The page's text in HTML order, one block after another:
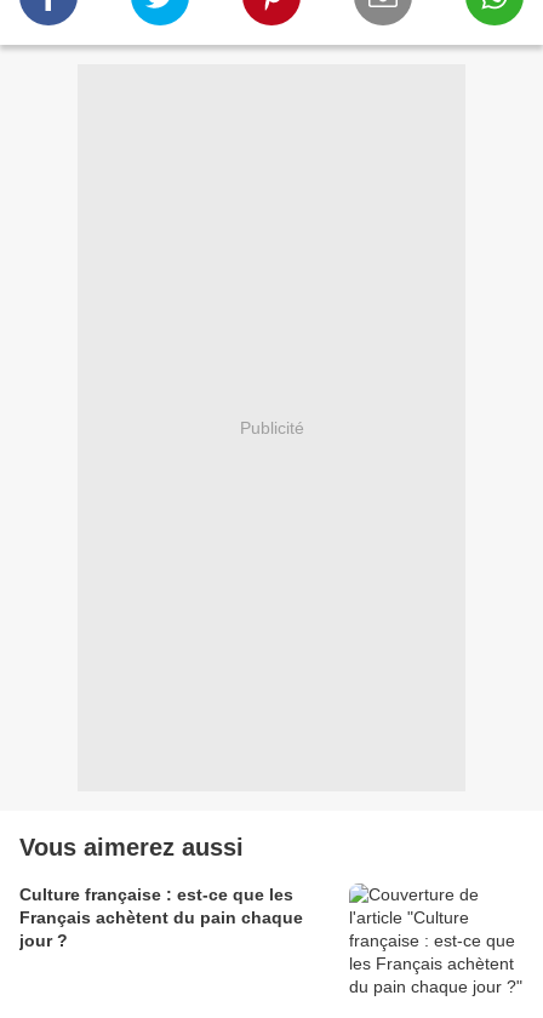
Publicité
Vous aimerez aussi
Culture française : est-ce que les
Français achètent du pain chaque
jour ?